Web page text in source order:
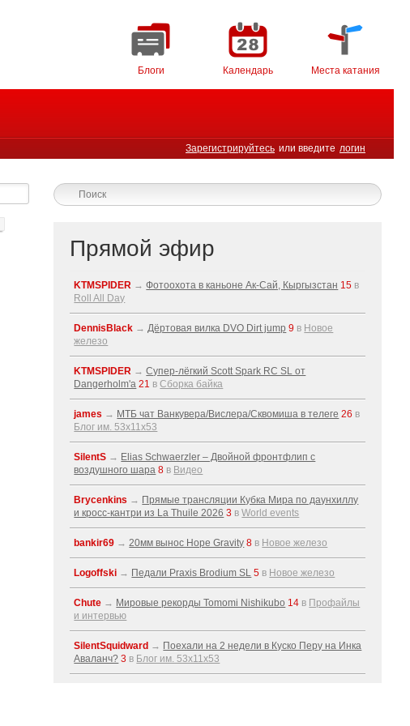
Блоги Календарь Места катания
Зарегистрируйтесь или введите логин
Прямой эфир
KTMSPIDER →Фотоохота в каньоне Ак-Cай, Кыргызстан 15 в
Roll All Day
DennisBlack →Дёртовая вилка DVO Dirt jump 9 в Новое
железо
KTMSPIDER →Супер-лёгкий Scott Spark RC SL от
Dangerholm'a 21 вСборка байка
james → МТБ чат Ванкувера/Вислера/Сквомиша в телеге 26 в
Блог им. 53x11x53
SilentS → Elias Schwaerzler – Двойной фронтфлип с
воздушного шара 8 в Видео
Brycenkins → Прямые трансляции Кубка Мира по даунхиллу
и кросс-кантри из La Thuile 2026 3 вWorld events
bankir69 →20мм вынос Hope Gravity 8 в Новое железо
Logoffski → Педали Praxis Brodium SL 5 в Новое железо
Chute → Мировые рекорды Tomomi Nishikubo 14 в Профайлы
и интервью
SilentSquidward → Поехали на 2 недели в Куско Перу на Инка
Аваланч? 3 в Блог им. 53x11x53